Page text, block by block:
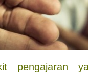
pengajaran